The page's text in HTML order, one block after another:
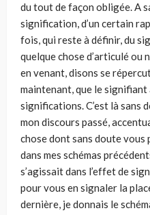
du tout de façon obligée. A
signification, d’un certain
fois, qui reste à définir, du
quelque chose d’ar­ticulé ou
en venant, disons se
maintenant, que le signifiant
signi­fications. C’est là sans
mon discours passé,
chose dont sans doute
dans mes schémas
s’agis­sait dans l’effet de
pour vous en signaler la
dernière, je donnais le